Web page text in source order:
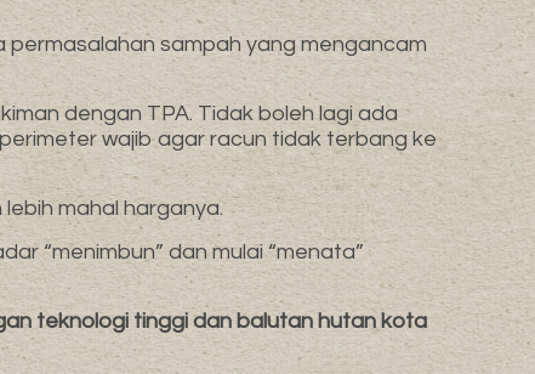
permasalahan sampah yang mengancam
dengan TPA. Tidak boleh lagi ada
wajib agar racun tidak terbang ke
mahal harganya.
“menimbun” dan mulai “menata”
teknologi tinggi dan balutan hutan kota